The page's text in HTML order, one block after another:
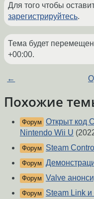
Для того чтобы
зарегистрируйтесь.
Тема будет
+00:00.
←
Похожие
Форум Открыт код
Nintendo Wii U
Форум Steam
Форум
Форум Valve
Форум
Steam Link